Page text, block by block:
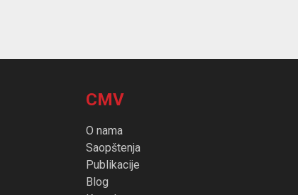
CMV
O nama
Saopštenja
Publikacije
Blog